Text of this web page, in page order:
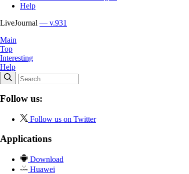
Help
LiveJournal — v.931
Main
Top
Interesting
Help
Follow us:
Follow us on Twitter
Applications
Download
Huawei